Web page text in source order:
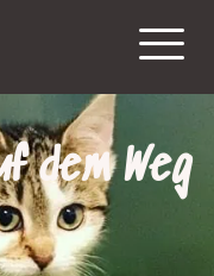
dem Weg